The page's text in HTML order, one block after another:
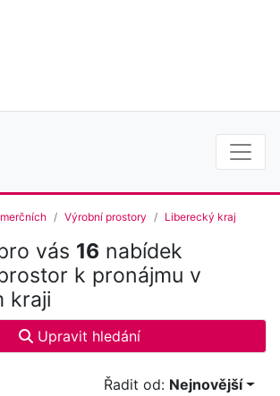
Výrobní prostory Liberecký kraj
vás 16 nabídek
k pronájmu v
kraji
Upravit hledání
Řadit od: Nejnovější